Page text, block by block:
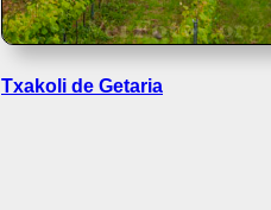
Txakoli de Getaria